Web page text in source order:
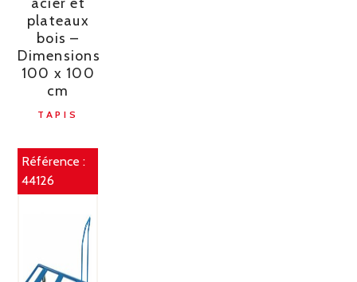
plateaux
bois –
Dimensions
100 x 100
cm
TAPIS
Référence :
44126